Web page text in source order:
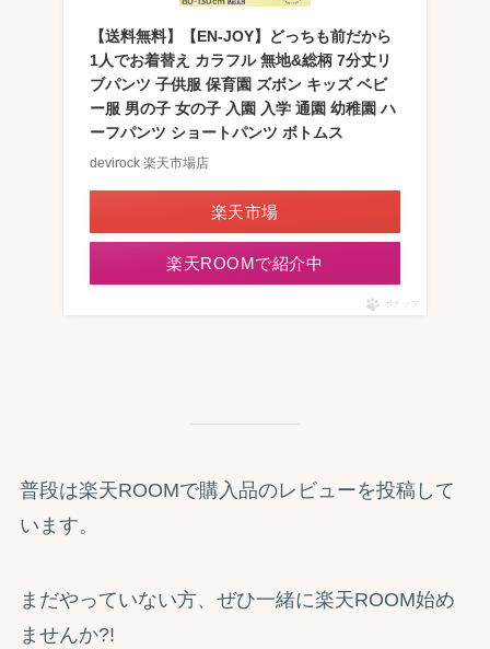
【送料無料】【EN-JOY】どっちも前だから
1人でお着替え カラフル 無地&総柄 7分丈リ
ブパンツ 子供服 保育園 ズボン キッズ ベビ
ー服 男の子 女の子 入園 入学 通園 幼稚園 ハ
ーフパンツ ショートパンツ ボトムス
devirock 楽天市場店
楽天市場
楽天ROOMで紹介中
ポチップ
普段は楽天ROOMで購入品のレビューを投稿して
います。
まだやっていない方、ぜひ一緒に楽天ROOM始め
ませんか?!